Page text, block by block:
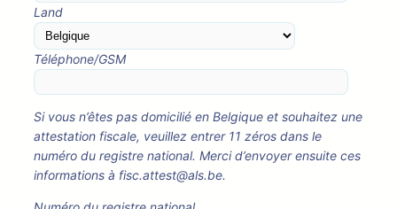
Land
Téléphone/GSM
Si vous n’êtes pas domicilié en Belgique et souhaitez une
attestation fiscale, veuillez entrer 11 zéros dans le
numéro du registre national. Merci d’envoyer ensuite ces
informations à fisc.attest@als.be.